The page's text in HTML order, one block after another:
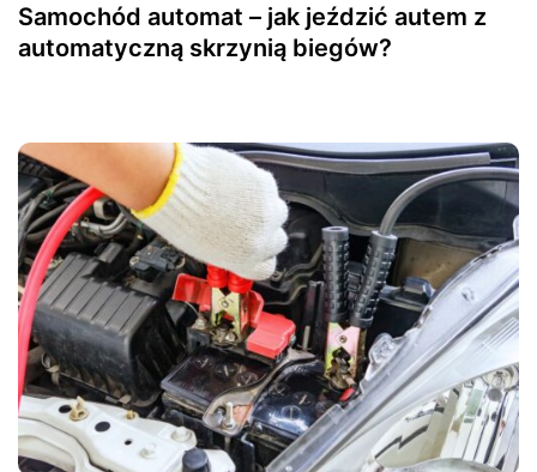
Samochód automat – jak jeździć autem z
automatyczną skrzynią biegów?